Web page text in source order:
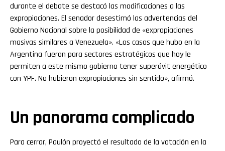
durante el debate se destacó las modificaciones a las
expropiaciones. El senador desestimó las advertencias del
Gobierno Nacional sobre la posibilidad de «expropiaciones
masivas similares a Venezuela». «Los casos que hubo en la
Argentina fueron para sectores estratégicos que hoy le
permiten a este mismo gobierno tener superávit energético
con YPF. No hubieron expropiaciones sin sentido», afirmó.
Un panorama complicado
Para cerrar, Paulón proyectó el resultado de la votación en la